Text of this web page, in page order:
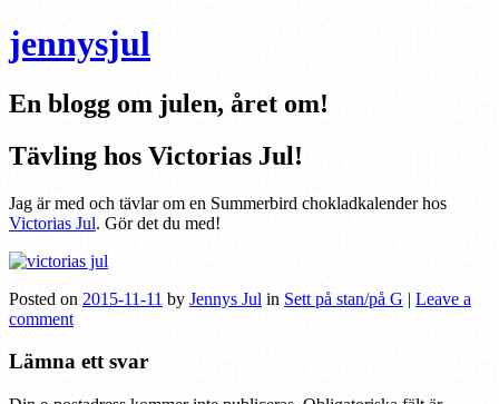
jennysjul
En blogg om julen, året om!
Tävling hos Victorias Jul!
Jag är med och tävlar om en Summerbird chokladkalender hos
Victorias Jul. Gör det du med!
Posted on 2015-11-11 by Jennys Jul in Sett på stan/på G | Leave a
comment
Lämna ett svar